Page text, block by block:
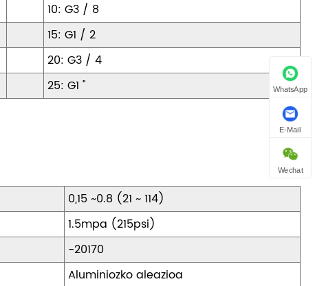
10: G3 / 8
15: G1 / 2
20: G3 / 4
25: G1 ''
0,15 ~0.8 (21 ~ 114)
1.5mpa (215psi)
-20170
Aluminiozko aleazioa
WhatsApp
E-Mail
Wechat